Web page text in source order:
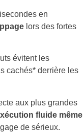
en
lors des fortes
évitent les
cachés* derrière les
aux plus grandes
fluide même
de sérieux.